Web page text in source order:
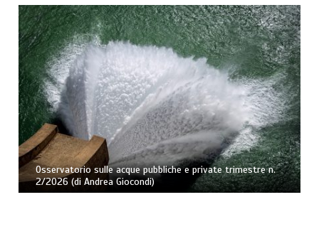
Osservatorio sulle acque pubbliche e private trimestre n.
2/2026 (di Andrea Giocondi)